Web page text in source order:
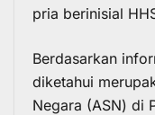
pria berinisial
Berdasarkan
diketahui
Negara (ASN) di